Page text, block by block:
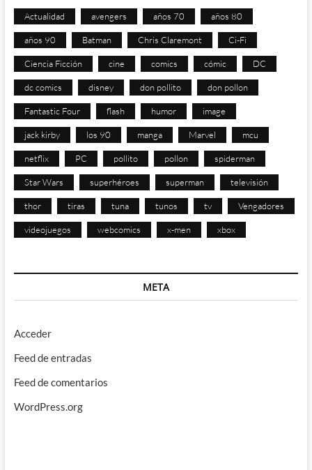
Actualidad avengers años 70 años 80
años 90 Batman Chris Claremont Ci-Fi
Ciencia Ficción cine comics cómic DC
dc comics disney don pollito don pollon
Fantastic Four flash humor image
jack kirby los 90 manga Marvel mcu
netflix PC pollito pollon spiderman
Star Wars superhéroes superman televisión
thor tiras tuna tunos tv Vengadores
videojuegos webcomics x-men xbox
META
Acceder
Feed de entradas
Feed de comentarios
WordPress.org